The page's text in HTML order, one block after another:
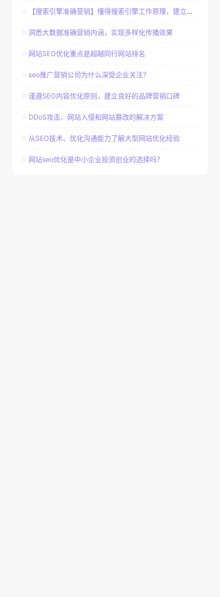
【搜索引擎准确营销】懂得搜索引擎工作原理，建立准确客户群体
洞悉大数据准确营销内涵，实现多样化传播效果
网站SEO优化重点是超越同行网站排名
seo推广营销公司为什么深受企业关注？
谨遵SEO内容优化原则，建立良好的品牌营销口碑
DDoS攻击、网站入侵和网站篡改的解决方案
从SEO技术、优化沟通能力了解大型网站优化经验
网站seo优化是中小企业投资创业的选择吗？